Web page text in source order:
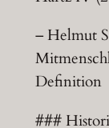
– Helmut
Definition
###